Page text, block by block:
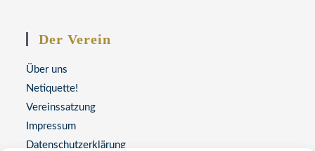
Der Verein
Über uns
Netiquette!
Vereinssatzung
Impressum
Datenschutzerklärung